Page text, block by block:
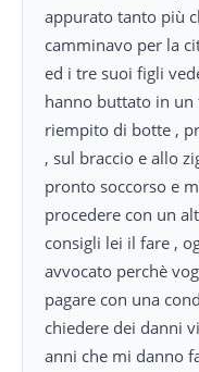
appurato tanto più
camminavo per la
ed i tre suoi figli
hanno buttato in un
riempito di botte ,
, sul braccio e allo
pronto soccorso e
procedere con un
consigli lei il fare ,
avvocato perchè
pagare con una
chiedere dei danni
anni che mi danno